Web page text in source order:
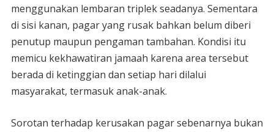
menggunakan lembaran triplek seadanya. Sementara
di sisi kanan, pagar yang rusak bahkan belum diberi
penutup maupun pengaman tambahan. Kondisi itu
memicu kekhawatiran jamaah karena area tersebut
berada di ketinggian dan setiap hari dilalui
masyarakat, termasuk anak-anak.
Sorotan terhadap kerusakan pagar sebenarnya bukan